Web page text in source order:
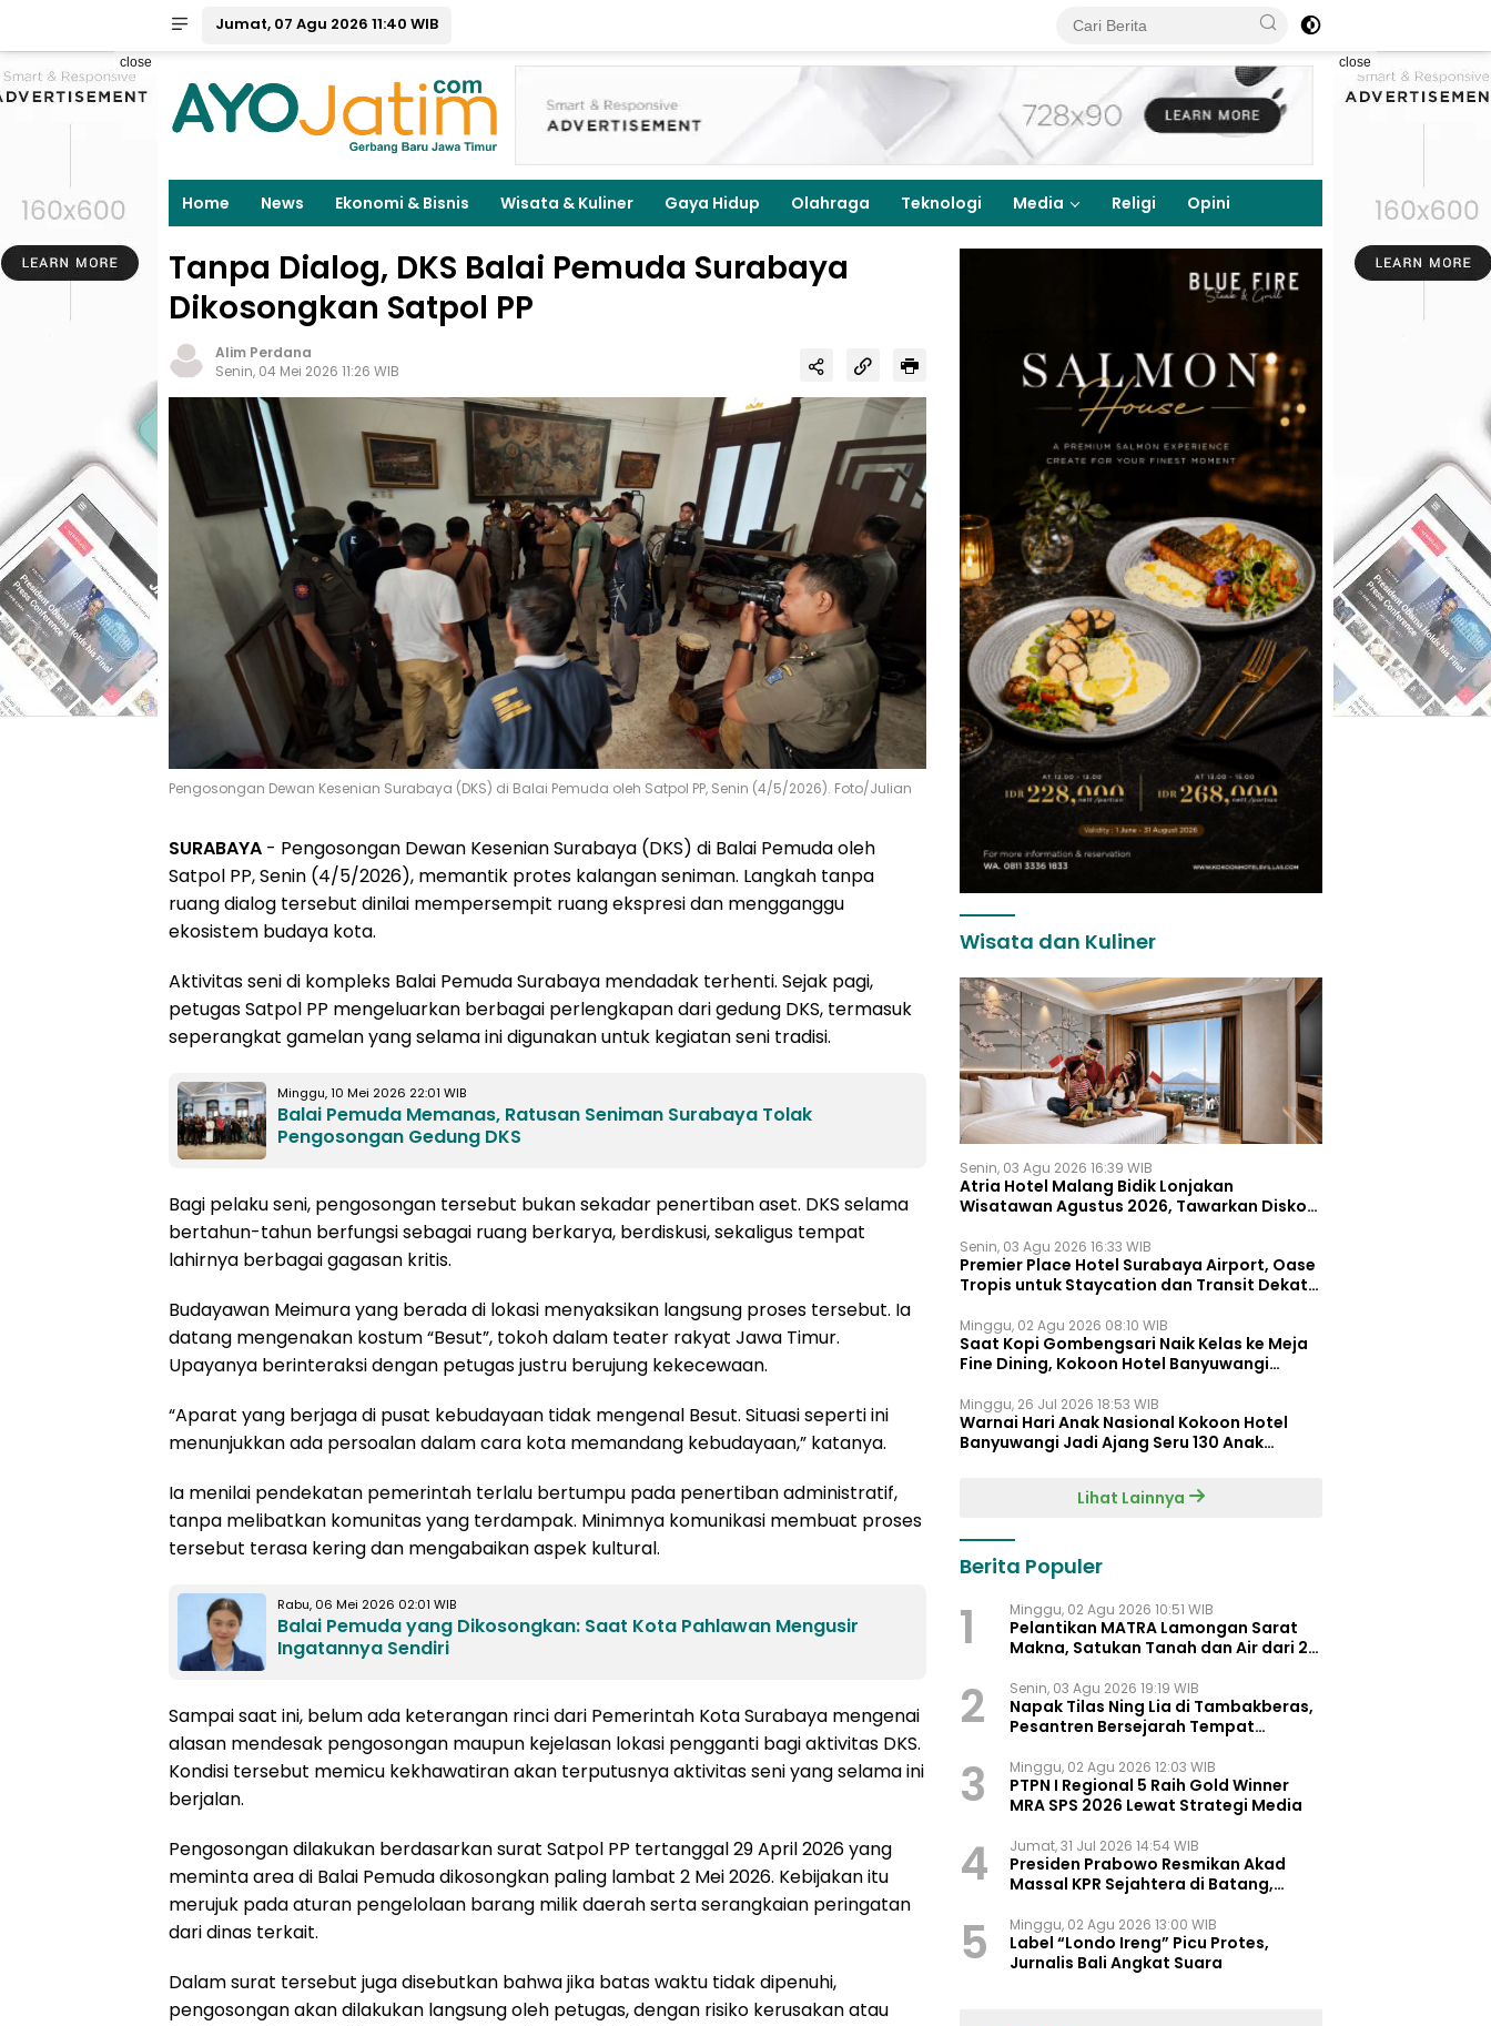
Jumat, 07 Agu 2026 11:40 WIB
close close
Home News Ekonomi & Bisnis Wisata & Kuliner Gaya Hidup Olahraga Teknologi Media Religi Opini
Tanpa Dialog, DKS Balai Pemuda Surabaya
Dikosongkan Satpol PP
Alim Perdana
Senin, 04 Mei 2026 11:26 WIB
Pengosongan Dewan Kesenian Surabaya (DKS) di Balai Pemuda oleh Satpol PP, Senin (4/5/2026). Foto/Julian
SURABAYA - Pengosongan Dewan Kesenian Surabaya (DKS) di Balai Pemuda oleh
Satpol PP, Senin (4/5/2026), memantik protes kalangan seniman. Langkah tanpa
ruang dialog tersebut dinilai mempersempit ruang ekspresi dan mengganggu
ekosistem budaya kota.
Aktivitas seni di kompleks Balai Pemuda Surabaya mendadak terhenti. Sejak pagi,
petugas Satpol PP mengeluarkan berbagai perlengkapan dari gedung DKS, termasuk
seperangkat gamelan yang selama ini digunakan untuk kegiatan seni tradisi.
Minggu, 10 Mei 2026 22:01 WIB
Balai Pemuda Memanas, Ratusan Seniman Surabaya Tolak
Pengosongan Gedung DKS
Bagi pelaku seni, pengosongan tersebut bukan sekadar penertiban aset. DKS selama
bertahun-tahun berfungsi sebagai ruang berkarya, berdiskusi, sekaligus tempat
lahirnya berbagai gagasan kritis.
Budayawan Meimura yang berada di lokasi menyaksikan langsung proses tersebut. Ia
datang mengenakan kostum “Besut”, tokoh dalam teater rakyat Jawa Timur.
Upayanya berinteraksi dengan petugas justru berujung kekecewaan.
“Aparat yang berjaga di pusat kebudayaan tidak mengenal Besut. Situasi seperti ini
menunjukkan ada persoalan dalam cara kota memandang kebudayaan,” katanya.
Ia menilai pendekatan pemerintah terlalu bertumpu pada penertiban administratif,
tanpa melibatkan komunitas yang terdampak. Minimnya komunikasi membuat proses
tersebut terasa kering dan mengabaikan aspek kultural.
Rabu, 06 Mei 2026 02:01 WIB
Balai Pemuda yang Dikosongkan: Saat Kota Pahlawan Mengusir
Ingatannya Sendiri
Sampai saat ini, belum ada keterangan rinci dari Pemerintah Kota Surabaya mengenai
alasan mendesak pengosongan maupun kejelasan lokasi pengganti bagi aktivitas DKS.
Kondisi tersebut memicu kekhawatiran akan terputusnya aktivitas seni yang selama ini
berjalan.
Pengosongan dilakukan berdasarkan surat Satpol PP tertanggal 29 April 2026 yang
meminta area di Balai Pemuda dikosongkan paling lambat 2 Mei 2026. Kebijakan itu
merujuk pada aturan pengelolaan barang milik daerah serta serangkaian peringatan
dari dinas terkait.
Dalam surat tersebut juga disebutkan bahwa jika batas waktu tidak dipenuhi,
pengosongan akan dilakukan langsung oleh petugas, dengan risiko kerusakan atau
Wisata dan Kuliner
Senin, 03 Agu 2026 16:39 WIB
Atria Hotel Malang Bidik Lonjakan
Wisatawan Agustus 2026, Tawarkan Diskon
Senin, 03 Agu 2026 16:33 WIB
Premier Place Hotel Surabaya Airport, Oase
Tropis untuk Staycation dan Transit Dekat
Minggu, 02 Agu 2026 08:10 WIB
Saat Kopi Gombengsari Naik Kelas ke Meja
Fine Dining, Kokoon Hotel Banyuwangi
Minggu, 26 Jul 2026 18:53 WIB
Warnai Hari Anak Nasional Kokoon Hotel
Banyuwangi Jadi Ajang Seru 130 Anak
Lihat Lainnya
Berita Populer
1 Minggu, 02 Agu 2026 10:51 WIB
Pelantikan MATRA Lamongan Sarat
Makna, Satukan Tanah dan Air dari 27
2 Senin, 03 Agu 2026 19:19 WIB
Napak Tilas Ning Lia di Tambakberas,
Pesantren Bersejarah Tempat
3 Minggu, 02 Agu 2026 12:03 WIB
PTPN I Regional 5 Raih Gold Winner
MRA SPS 2026 Lewat Strategi Media
4 Jumat, 31 Jul 2026 14:54 WIB
Presiden Prabowo Resmikan Akad
Massal KPR Sejahtera di Batang,
dan KPP di Jatim
5 Minggu, 02 Agu 2026 13:00 WIB
Label “Londo Ireng” Picu Protes,
Jurnalis Bali Angkat Suara